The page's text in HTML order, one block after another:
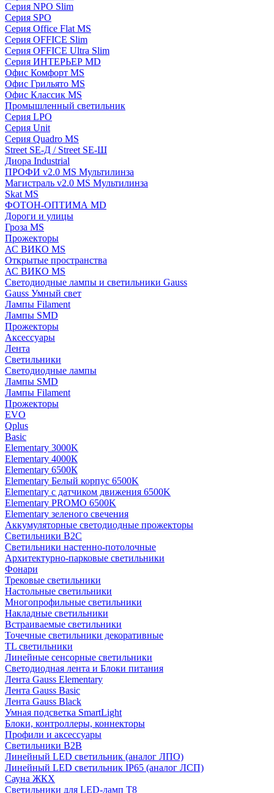
Серия NPO Slim
Серия SPO
Серия Office Flat MS
Серия OFFICE Slim
Серия OFFICE Ultra Slim
Серия ИНТЕРЬЕР MD
Офис Комфорт MS
Офис Грильято MS
Офис Классик MS
Промышленный светильник
Серия LPO
Серия Unit
Серия Quadro MS
Street SE-Д / Street SE-Ш
Диора Industrial
ПРОФИ v2.0 MS Мультилинза
Магистраль v2.0 MS Мультилинза
Skat MS
ФОТОН-ОПТИМА MD
Дороги и улицы
Гроза MS
Прожекторы
АС ВИКО MS
Открытые пространства
АС ВИКО MS
Светодиодные лампы и светильники Gauss
Gauss Умный свет
Лампы Filament
Лампы SMD
Прожекторы
Аксессуары
Лента
Светильники
Светодиодные лампы
Лампы SMD
Лампы Filament
Прожекторы
EVO
Qplus
Basic
Elementary 3000K
Elementary 4000К
Elementary 6500К
Elementary Белый корпус 6500K
Elementary с датчиком движения 6500K
Elementary PROMO 6500K
Elementary зеленого свечения
Аккумуляторные светодиодные прожекторы
Светильники B2C
Светильники настенно-потолочные
Архитектурно-парковые светильники
Фонари
Трековые светильники
Настольные светильники
Многопрофильные светильники
Накладные светильники
Встраиваемые светильники
Точечные светильники декоративные
TL светильники
Линейные сенсорные светильники
Светодиодная лента и Блоки питания
Лента Gauss Elementary
Лента Gauss Basic
Лента Gauss Black
Умная подсветка SmartLight
Блоки, контроллеры, коннекторы
Профили и аксессуары
Светильники B2B
Линейный LED светильник (аналог ЛПО)
Линейный LED светильник IP65 (аналог ЛСП)
Сауна ЖКХ
Светильники для LED-ламп T8